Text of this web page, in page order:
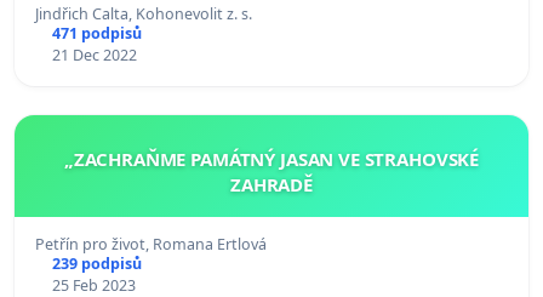
Jindřich Calta, Kohonevolit z. s.
471 podpisů
21 Dec 2022
„ZACHRAŇME PAMÁTNÝ JASAN VE STRAHOVSKÉ
ZAHRADĚ
Petřín pro život, Romana Ertlová
239 podpisů
25 Feb 2023